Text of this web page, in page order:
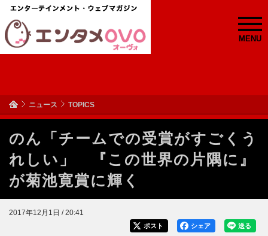
MENU
ニュース TOPICS
のん「チームでの受賞がすごくう
れしい」 『この世界の片隅に』
が菊池寛賞に輝く
2017年12月1日 / 20:41
送る
シェア
ポスト